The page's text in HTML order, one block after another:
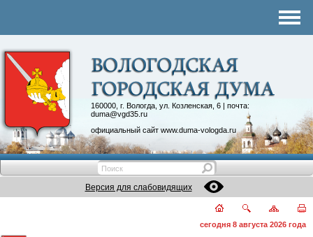
160000, г. Вологда, ул. Козленская, 6 | почта:
duma@vgd35.ru
официальный сайт www.duma-vologda.ru
Контакты
Депутатские объединения
Версия для слабовидящих
сегодня 8 августа 2026 года